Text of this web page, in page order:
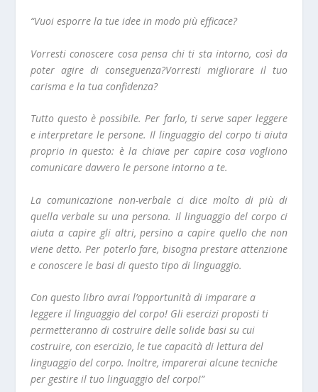
“Vuoi esporre la tue idee in modo più efficace?
Vorresti conoscere cosa pensa chi ti sta intorno, così da
poter agire di conseguenza?Vorresti migliorare il tuo
carisma e la tua confidenza?
Tutto questo è possibile. Per farlo, ti serve saper leggere
e interpretare le persone. Il linguaggio del corpo ti aiuta
proprio in questo: è la chiave per capire cosa vogliono
comunicare davvero le persone intorno a te.
La comunicazione non-verbale ci dice molto di più di
quella verbale su una persona. Il linguaggio del corpo ci
aiuta a capire gli altri, persino a capire quello che non
viene detto. Per poterlo fare, bisogna prestare attenzione
e conoscere le basi di questo tipo di linguaggio.
Con questo libro avrai l’opportunità di imparare a
leggere il linguaggio del corpo! Gli esercizi proposti ti
permetteranno di costruire delle solide basi su cui
costruire, con esercizio, le tue capacità di lettura del
linguaggio del corpo. Inoltre, imparerai alcune tecniche
per gestire il tuo linguaggio del corpo!”